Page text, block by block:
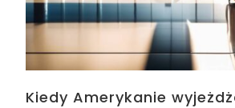
Kiedy Amerykanie